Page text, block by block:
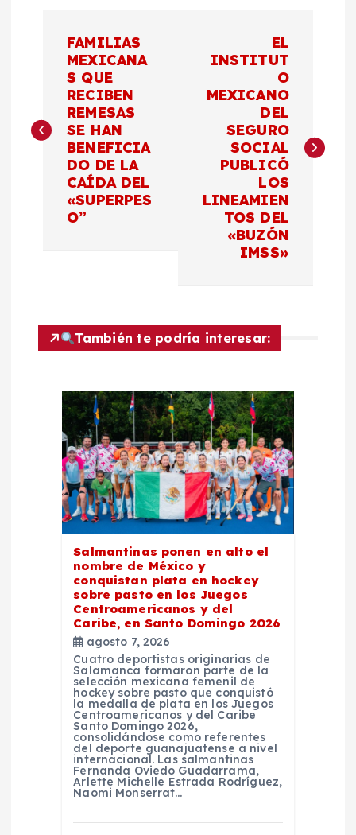
e
FAMILIAS
MEXICANA
S QUE
RECIBEN
REMESAS
SE HAN
BENEFICIA
DO DE LA
CAÍDA DEL
«SUPERPES
O”
EL
INSTITUT
O
MEXICANO
DEL
SEGURO
SOCIAL
PUBLICÓ
LOS
LINEAMIEN
TOS DEL
«BUZÓN
IMSS»
También te podría interesar:
Salmantinas ponen en alto el
nombre de México y
conquistan plata en hockey
sobre pasto en los Juegos
Centroamericanos y del
Caribe, en Santo Domingo 2026
agosto 7, 2026
Cuatro deportistas originarias de
Salamanca formaron parte de la
selección mexicana femenil de
hockey sobre pasto que conquistó
la medalla de plata en los Juegos
Centroamericanos y del Caribe
Santo Domingo 2026,
consolidándose como referentes
del deporte guanajuatense a nivel
internacional. Las salmantinas
Fernanda Oviedo Guadarrama,
Arlette Michelle Estrada Rodríguez,
Naomi Monserrat…